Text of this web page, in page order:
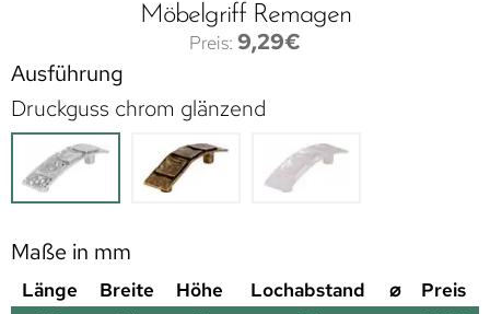
Möbelgriff Remagen
9,29€
Ausführung
Druckguss chrom glänzend
Maße in mm
Länge Breite Höhe Lochabstand ⌀
Preis